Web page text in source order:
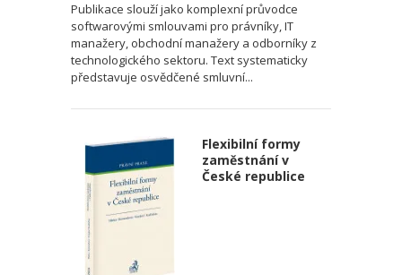
Publikace slouží jako komplexní průvodce
softwarovými smlouvami pro právníky, IT
manažery, obchodní manažery a odborníky z
technologického sektoru. Text systematicky
představuje osvědčené smluvní...
Flexibilní formy
zaměstnání v
České republice